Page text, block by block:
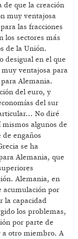
de que la creación
muy ventajosa
las fracciones
los sectores más
de la Unión.
desigual en el que
ventajosa para
Alemania.
del euro, y
del sur
No diré
mismos algunos de
de engaños
se ha
Alemania, que
Alemania, en
acumulación por
la capacidad
los problemas,
por parte de
otro miembro. A